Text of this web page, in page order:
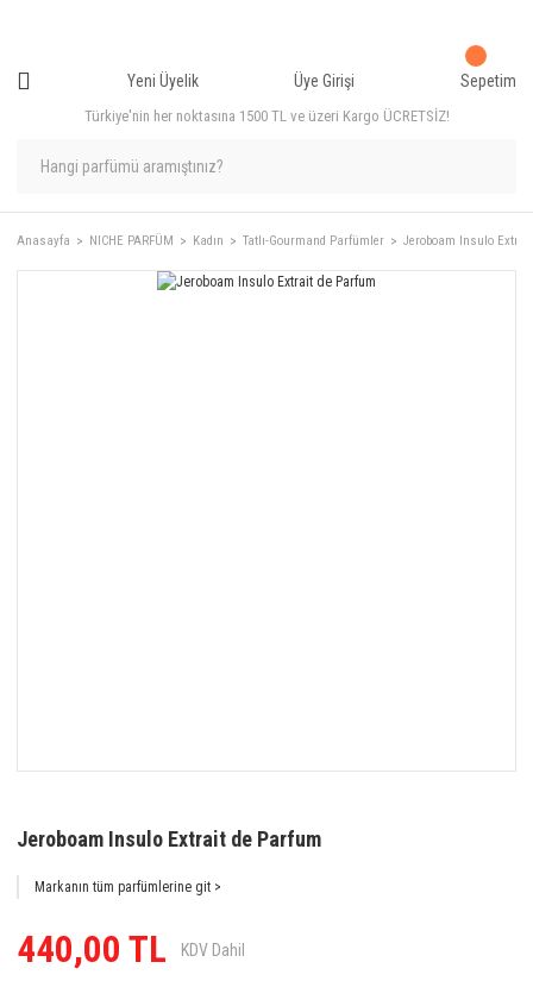
Türkiye'nin her noktasına 1500 TL ve üzeri Kargo ÜCRETSİZ!
Yeni Üyelik Üye Girişi Sepetim
Anasayfa NICHE PARFÜM Kadın Tatlı-Gourmand Parfümler Jeroboam Insulo
Jeroboam Insulo Extrait de Parfum
Markanın tüm parfümlerine git >
440,00 TL KDV Dahil